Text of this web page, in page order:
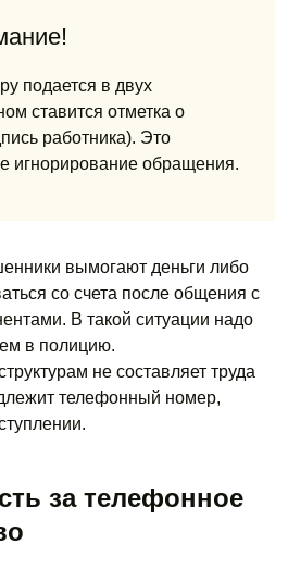
подается в двух
ставится отметка о
работника). Это
игнорирование обращения.
вымогают деньги либо
со счета после общения с
В такой ситуации надо
в полицию.
не составляет труда
телефонный номер,
за телефонное